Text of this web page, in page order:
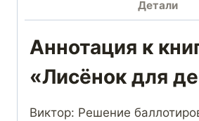
Детали
Аннотация к
«Лисёнок для
Виктор: Решение